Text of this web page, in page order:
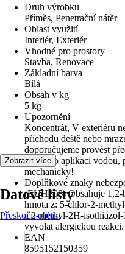
Druh výrobku
Příměs, Penetrační nátěr
Oblast využití
Interiér, Exteriér
Vhodné pro prostory
Stavba, Renovace
Základní barva
Bílá
Obsah v kg
5 kg
Upozornění
Koncentrát, V exteriéru
příchodu deště nebo
doporučujeme provést
Ihned po aplikaci vodou,
mechanicky!
Doplňkové znaky
(EUH208) Obsahuje
hmota z: 5-chlor-2-
a 2-methyl-2H-
vyvolat alergickou reakci.
EAN
8595152150359
Zobrazit více
Datové listy
Přeskočit oblast